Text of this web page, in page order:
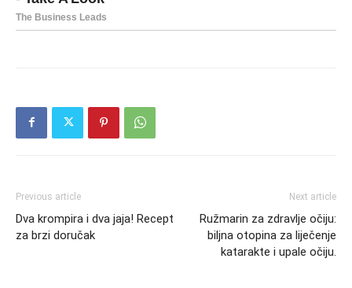
Previous article
Dva krompira i dva jaja! Recept
za brzi doručak
Next article
Ružmarin za zdravlje očiju:
biljna otopina za liječenje
katarakte i upale očiju.